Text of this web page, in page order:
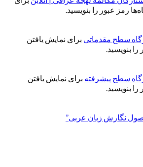
رمز عبور را بنویسید.
سطح مقدماتی برای نمایش یافتن
بنویسید.
سطح پیشرفته برای نمایش یافتن
بنویسید.
نگارش زبان عربی”